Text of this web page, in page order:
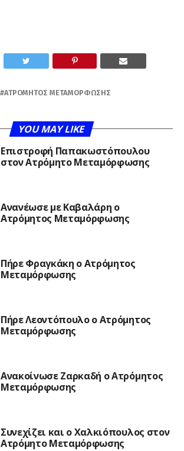
ΑΤΡΌΜΗΤΟΣ ΜΕΤΑΜΌΡΦΩΣΗΣ
YOU MAY LIKE
Επιστροφή Παπακωστόπουλου
στον Ατρόμητο Μεταμόρφωσης
Ανανέωσε με Καβαλάρη ο
Ατρόμητος Μεταμόρφωσης
Πήρε Φραγκάκη ο Ατρόμητος
Μεταμόρφωσης
Πήρε Λεοντόπουλο ο Ατρόμητος
Μεταμόρφωσης
Ανακοίνωσε Ζαρκαδή ο Ατρόμητος
Μεταμόρφωσης
Συνεχίζει και ο Χαλκιόπουλος στον
Ατρόμητο Μεταμόρφωσης